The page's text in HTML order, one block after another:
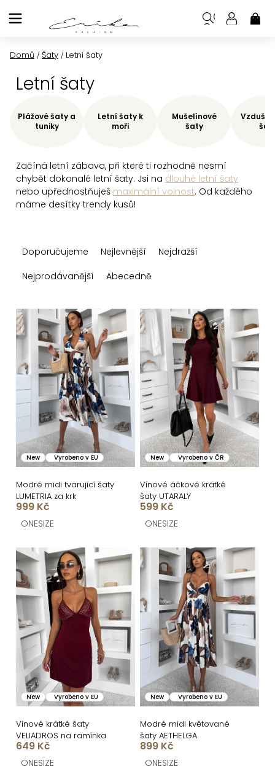
na
Domů / Šaty / Letní šaty
Letní šaty
Začíná letní zábava, při které ti rozhodně nesmí
chybět dokonalé letní šaty. Jsi na dlouhé letní šaty
nebo upřednostňuješ maximální volnost. Od každého
máme desítky trendy kusů!
Plážové šaty a
tuniky
Letní šaty k
moři
Mušelínové
šaty
a
n
í
r
o
d
k
t
ů
Doporučujeme Nejlevnější
Nejdražší
Nejprodávanější
Abecedně
V
ý
i
s
p
o
d
u
k
ů
New Vyrobeno v EU
Modré midi tvarující šaty
LUMETRIA za krk
999 Kč
ONESIZE
New Vyrobeno v ČR
Vínové áčkové krátké
šaty UTARALY
599 Kč
ONESIZE
New Vyrobeno v EU
Vínové krátké šaty
VELIADROS na ramínka
649 Kč
ONESIZE
New Vyrobeno v EU
Modré midi květované
šaty AETHELGA
899 Kč
ONESIZE